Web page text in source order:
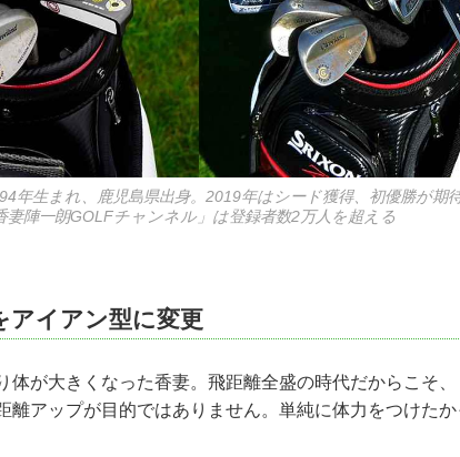
年生まれ、鹿児島県出身。2019年はシード獲得、初優勝が期
妻陣一朗GOLFチャンネル」は登録者数2万人を超える
アイアン型に変更
体が大きくなった香妻。飛距離全盛の時代だからこそ
離アップが目的ではありません。単純に体力をつけた